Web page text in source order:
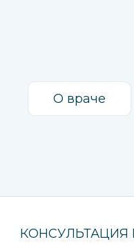
О враче
КОНСУЛЬТАЦИЯ